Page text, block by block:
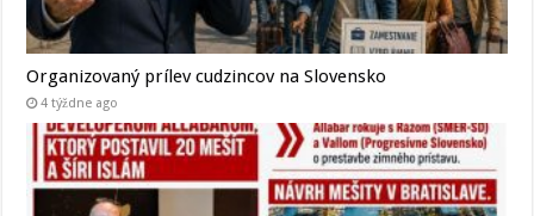
Organizovaný prílev cudzincov na Slovensko
4 týždne ago